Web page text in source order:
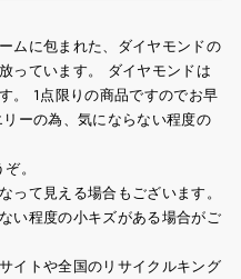
ムに包まれた、ダイヤモンドの
っています。 ダイヤモンドは
。 1点限りの商品ですのでお早
ーの為、気にならない程度の
。
て見える場合もございます。
い程度の小キズがある場合がご
イトや全国のリサイクルキング